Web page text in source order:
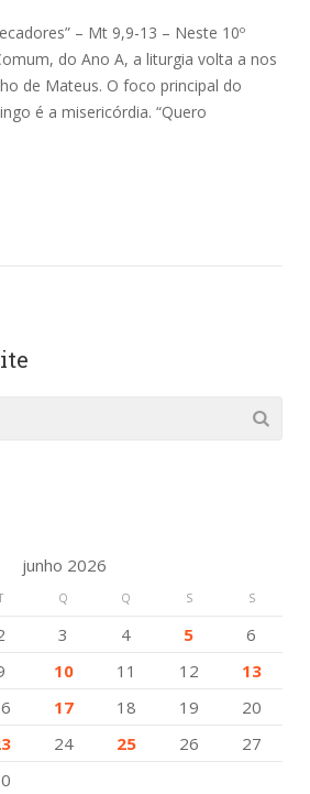
– Mt 9,9-13 – Neste 10º
do Ano A, a liturgia volta a nos
de Mateus. O foco principal do
é a misericórdia. “Quero
junho 2026
Q Q S S
3 4 5
6
10 11 12
13
17 18 19
20
24 25 26
27